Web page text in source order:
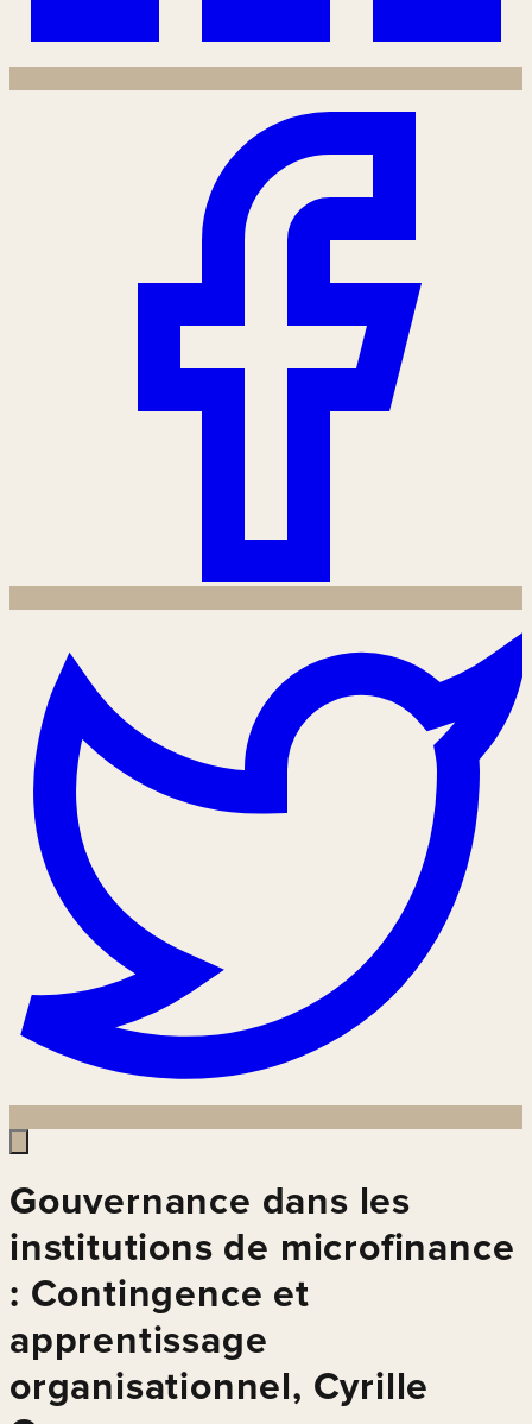
Gouvernance dans les
institutions de microfinance
: Contingence et
apprentissage
organisationnel, Cyrille